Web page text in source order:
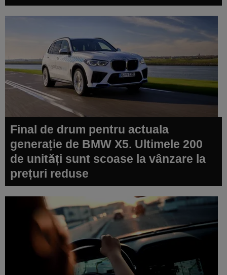
Final de drum pentru actuala
generație de BMW X5. Ultimele 200
de unități sunt scoase la vânzare la
prețuri reduse